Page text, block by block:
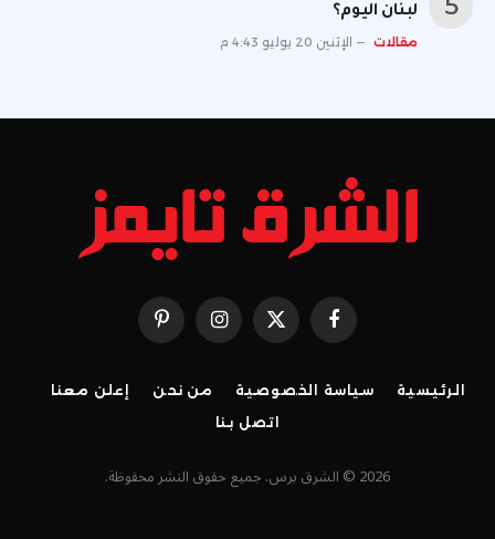
لبنان اليوم؟
مقالات الإثنين 20 يوليو 4:43 م
فيسبوك X
(Twitter)
الانستغرامبينتيريست
الرئيسية سياسة الخصوصية من نحن
إعلن معنا
اتصل بنا
2026 © الشرق برس. جميع حقوق النشر محفوظة.